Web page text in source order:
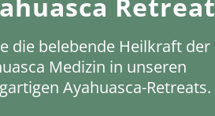
die belebende Heilkraft der
Medizin in unseren
Ayahuasca-Retreats.